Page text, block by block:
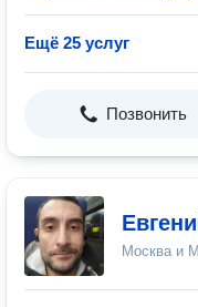
Ещё 25 услуг
Позвонить
Москва и